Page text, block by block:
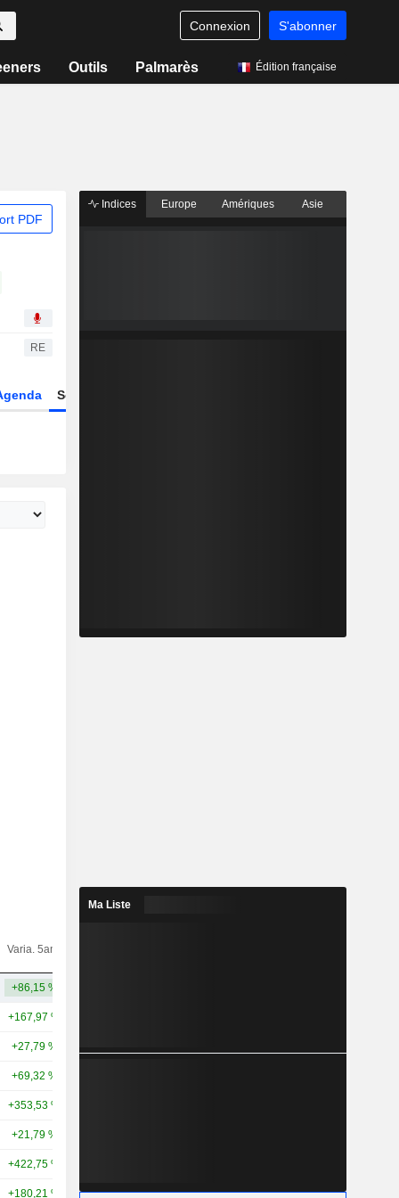
Connexion S'abonner
Outils Palmarès Édition française
PDF
RE
Secteur
Varia. 5ans
+86,15 %
+167,97 %
+27,79 %
+69,32 %
+353,53 %
+21,79 %
+422,75 %
+180,21 % +160,35 % 82,01 Md
Indices Europe Amériques Asie
Ma Liste